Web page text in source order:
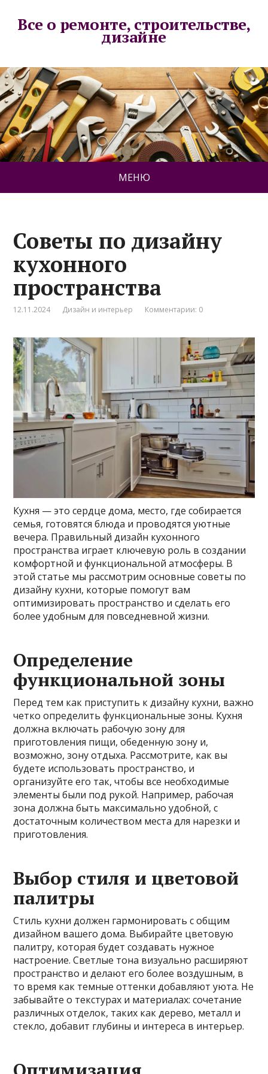
Все о ремонте, строительстве,
дизайне
МЕНЮ
Советы по дизайну
кухонного
пространства
12.11.2024 Дизайн и интерьер Комментарии: 0
Кухня — это сердце дома, место, где собирается
семья, готовятся блюда и проводятся уютные
вечера. Правильный дизайн кухонного
пространства играет ключевую роль в создании
комфортной и функциональной атмосферы. В
этой статье мы рассмотрим основные советы по
дизайну кухни, которые помогут вам
оптимизировать пространство и сделать его
более удобным для повседневной жизни.
Определение
функциональной зоны
Перед тем как приступить к дизайну кухни, важно
четко определить функциональные зоны. Кухня
должна включать рабочую зону для
приготовления пищи, обеденную зону и,
возможно, зону отдыха. Рассмотрите, как вы
будете использовать пространство, и
организуйте его так, чтобы все необходимые
элементы были под рукой. Например, рабочая
зона должна быть максимально удобной, с
достаточным количеством места для нарезки и
приготовления.
Выбор стиля и цветовой
палитры
Стиль кухни должен гармонировать с общим
дизайном вашего дома. Выбирайте цветовую
палитру, которая будет создавать нужное
настроение. Светлые тона визуально расширяют
пространство и делают его более воздушным, в
то время как темные оттенки добавляют уюта. Не
забывайте о текстурах и материалах: сочетание
различных отделок, таких как дерево, металл и
стекло, добавит глубины и интереса в интерьер.